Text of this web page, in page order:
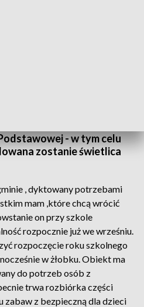
- w tym celu
zostanie świetlica
, dyktowany potrzebami
mam ,które chcą wrócić
on przy szkole
rozpocznie już we wrześniu.
rozpoczęcie roku szkolnego
w żłobku. Obiekt ma
do potrzeb osób z
trwa rozbiórka części
zabaw z bezpieczną dla dzieci